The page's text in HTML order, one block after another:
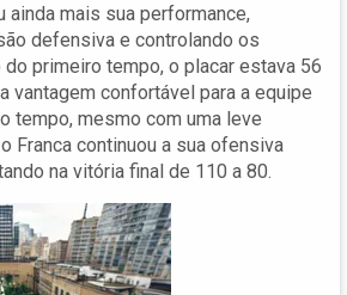
ainda mais sua performance,
defensiva e controlando os
primeiro tempo, o placar estava 56
vantagem confortável para a equipe
tempo, mesmo com uma leve
Franca continuou a sua ofensiva
na vitória final de 110 a 80.